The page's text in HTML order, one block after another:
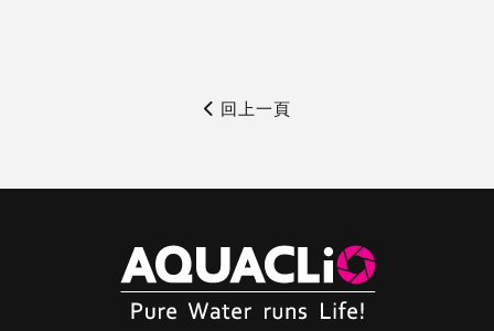
回上一頁